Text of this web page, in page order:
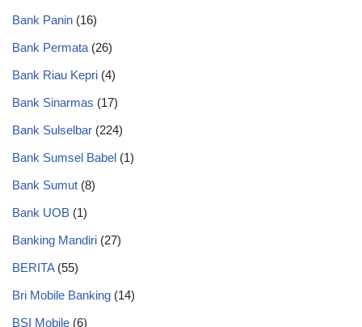
Bank Panin (16)
Bank Permata (26)
Bank Riau Kepri (4)
Bank Sinarmas (17)
Bank Sulselbar (224)
Bank Sumsel Babel (1)
Bank Sumut (8)
Bank UOB (1)
Banking Mandiri (27)
BERITA(55)
Bri Mobile Banking (14)
BSI Mobile (6)